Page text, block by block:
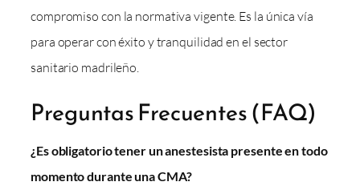
compromiso con la normativa vigente. Es la única vía
para operar con éxito y tranquilidad en el sector
sanitario madrileño.
Preguntas Frecuentes (FAQ)
¿Es obligatorio tener un anestesista presente en todo
momento durante una CMA?